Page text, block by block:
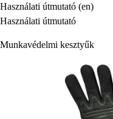
Használati útmutató (en)
Használati útmutató
Munkavédelmi kesztyűk